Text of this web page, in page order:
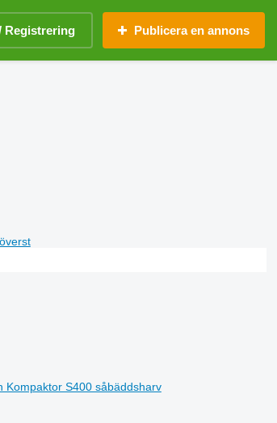
Registrering Publicera en annons
Kompaktor S400 såbäddsharv